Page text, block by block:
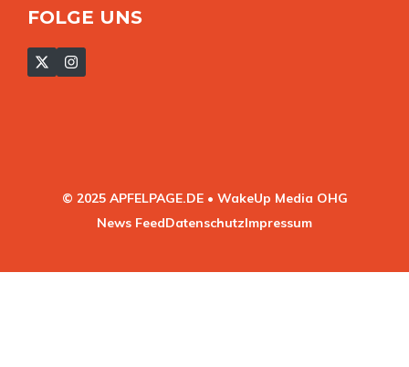
FOLGE UNS
© 2025 APFELPAGE.DE • WakeUp Media OHG
News FeedDatenschutzImpressum